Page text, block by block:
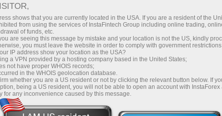
5 NHÀ GIAO DỊCH HÀNG ĐẦU
tài khoản tốt nhất để sao chép giao dịch trong hệ
hiệnbước
tiêntrên
Bạn muốn tạo
lợi
nhuận? bắt
shows that you are currently located in the USA. If you are a resident of the
from using the services of InstaFintech Group including online trading,
of funds, etc.
are seeing this message by mistake and your location is not the US, kindly
you must leave the website in order to comply with government
IP address show your location as the USA?
a VPN provided by a hosting company based in the United States;
not have proper WHOIS records;
in the WHOIS geolocation database.
whether you are a US resident or not by clicking the relevant button below. If
being a US resident, you will not be able to open an account with InstaForex
for any inconvenience caused by this message.